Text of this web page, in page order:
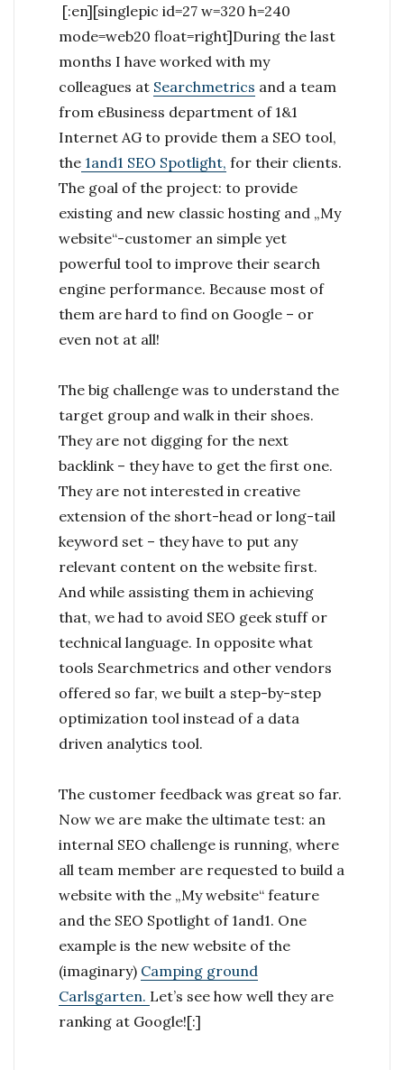
[:en][singlepic id=27 w=320 h=240
mode=web20 float=right]During the last
months I have worked with my
colleagues at Searchmetrics and a team
from eBusiness department of 1&1
Internet AG to provide them a SEO tool,
the1and1 SEO Spotlight, for their clients.
The goal of the project: to provide
existing and new classic hosting and „My
website“-customer an simple yet
powerful tool to improve their search
engine performance. Because most of
them are hard to find on Google – or
even not at all!
The big challenge was to understand the
target group and walk in their shoes.
They are not digging for the next
backlink – they have to get the first one.
They are not interested in creative
extension of the short-head or long-tail
keyword set – they have to put any
relevant content on the website first.
And while assisting them in achieving
that, we had to avoid SEO geek stuff or
technical language. In opposite what
tools Searchmetrics and other vendors
offered so far, we built a step-by-step
optimization tool instead of a data
driven analytics tool.
The customer feedback was great so far.
Now we are make the ultimate test: an
internal SEO challenge is running, where
all team member are requested to build a
website with the „My website“ feature
and the SEO Spotlight of 1and1. One
example is the new website of the
(imaginary) Camping ground
Carlsgarten. Let’s see how well they are
ranking at Google![:]